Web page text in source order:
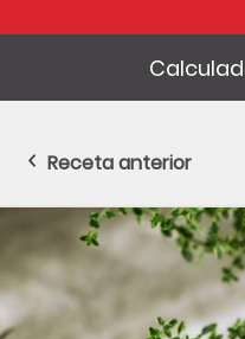
Receta anterior